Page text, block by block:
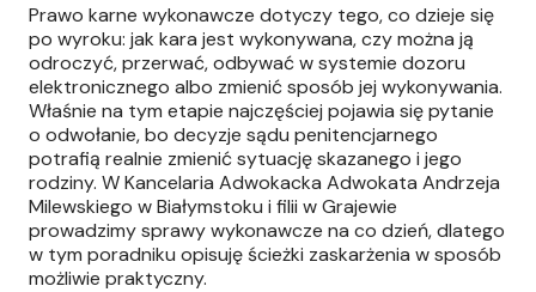
Prawo karne wykonawcze dotyczy tego, co dzieje się
po wyroku: jak kara jest wykonywana, czy można ją
odroczyć, przerwać, odbywać w systemie dozoru
elektronicznego albo zmienić sposób jej wykonywania.
Właśnie na tym etapie najczęściej pojawia się pytanie
o odwołanie, bo decyzje sądu penitencjarnego
potrafią realnie zmienić sytuację skazanego i jego
rodziny. W Kancelaria Adwokacka Adwokata Andrzeja
Milewskiego w Białymstoku i filii w Grajewie
prowadzimy sprawy wykonawcze na co dzień, dlatego
w tym poradniku opisuję ścieżki zaskarżenia w sposób
możliwie praktyczny.